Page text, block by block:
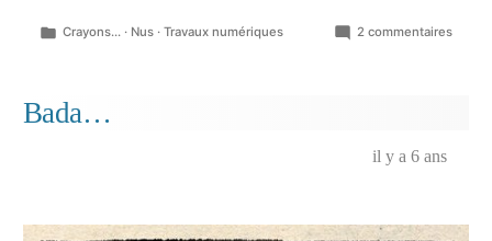
Publié
Crayons... · Nus ·Travaux numériques 2 commentairessur
Bada…
il y a 6 ans